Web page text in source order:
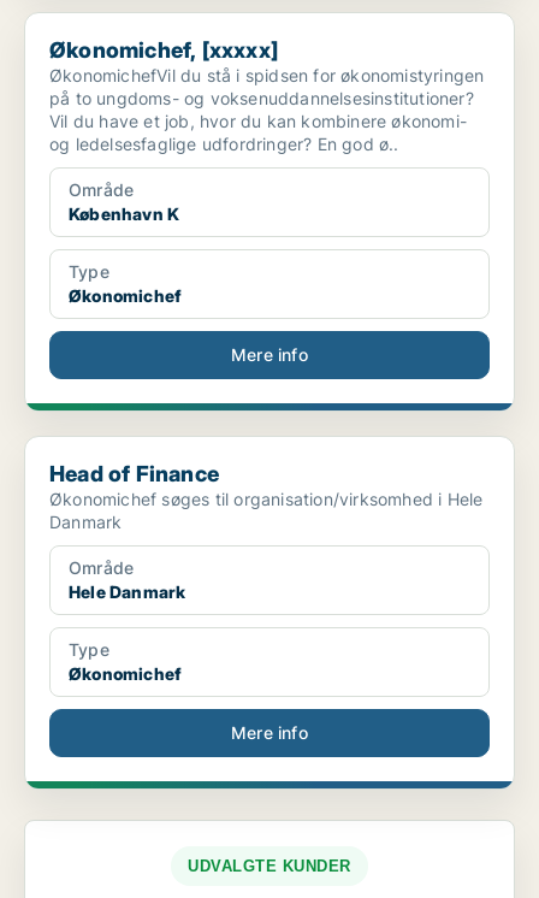
Økonomichef, [xxxxx]
Økonomichef, [xxxxx]
ØkonomichefVil du stå i spidsen for økonomistyringen
på to ungdoms- og voksenuddannelsesinstitutioner?
Vil du have et job, hvor du kan kombinere økonomi-
og ledelsesfaglige udfordringer? En god ø..
Område
København K
Type
Økonomichef
Mere info
Head of Finance
Head of Finance
Økonomichef søges til organisation/virksomhed i Hele
Danmark
Område
Hele Danmark
Type
Økonomichef
Mere info
UDVALGTE KUNDER